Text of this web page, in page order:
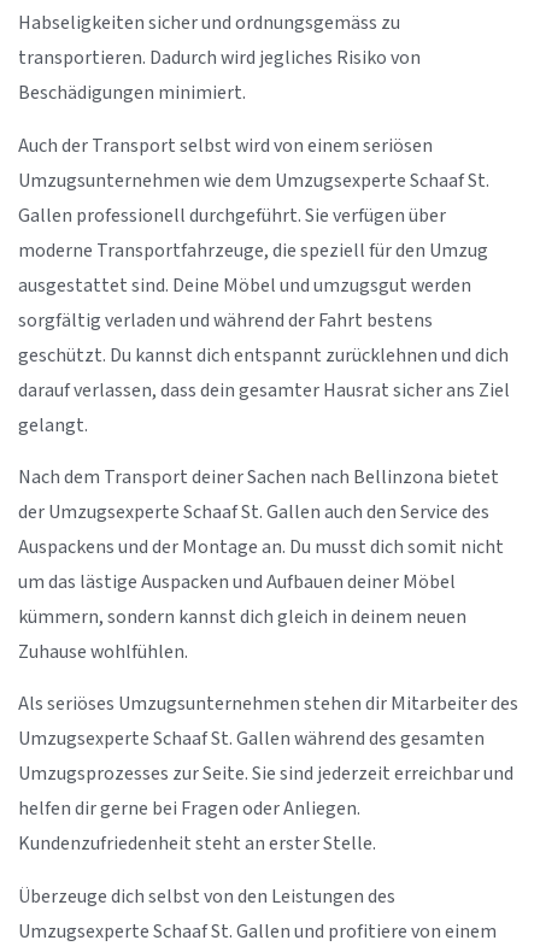
Habseligkeiten sicher und ordnungsgemäss zu
transportieren. Dadurch wird jegliches Risiko von
Beschädigungen minimiert.
Auch der Transport selbst wird von einem seriösen
Umzugsunternehmen wie dem Umzugsexperte Schaaf St.
Gallen professionell durchgeführt. Sie verfügen über
moderne Transportfahrzeuge, die speziell für den Umzug
ausgestattet sind. Deine Möbel und umzugsgut werden
sorgfältig verladen und während der Fahrt bestens
geschützt. Du kannst dich entspannt zurücklehnen und dich
darauf verlassen, dass dein gesamter Hausrat sicher ans Ziel
gelangt.
Nach dem Transport deiner Sachen nach Bellinzona bietet
der Umzugsexperte Schaaf St. Gallen auch den Service des
Auspackens und der Montage an. Du musst dich somit nicht
um das lästige Auspacken und Aufbauen deiner Möbel
kümmern, sondern kannst dich gleich in deinem neuen
Zuhause wohlfühlen.
Als seriöses Umzugsunternehmen stehen dir Mitarbeiter des
Umzugsexperte Schaaf St. Gallen während des gesamten
Umzugsprozesses zur Seite. Sie sind jederzeit erreichbar und
helfen dir gerne bei Fragen oder Anliegen.
Kundenzufriedenheit steht an erster Stelle.
Überzeuge dich selbst von den Leistungen des
Umzugsexperte Schaaf St. Gallen und profitiere von einem